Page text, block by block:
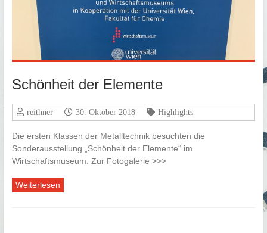
Schönheit der Elemente
reithner 30. Oktober 2018 Highlights
Die ersten Klassen der Metalltechnik besuchten die
Sonderausstellung „Schönheit der Elemente“ im
Wirtschaftsmuseum. Zur Fotogalerie >>>
Weiterlesen